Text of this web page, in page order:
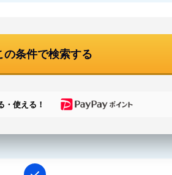
の条件で検索する
・使える！